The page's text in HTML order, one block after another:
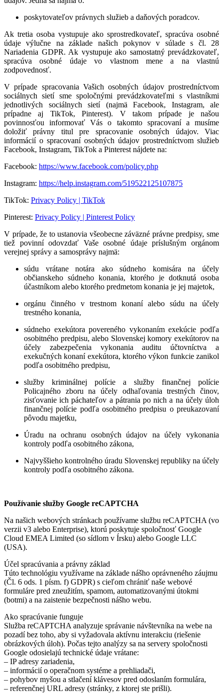
poskytovateľov právnych služieb a daňových poradcov.
Ak tretia osoba vystupuje ako sprostredkovateľ, spracúva osobné
údaje výlučne na základe našich pokynov v súlade s čl. 28
Nariadenia GDPR. Ak vystupuje ako samostatný prevádzkovateľ,
spracúva osobné údaje vo vlastnom mene a na vlastnú
zodpovednosť.
V prípade spracovania Vašich osobných údajov prostredníctvom
sociálnych sietí sme spoločnými prevádzkovateľmi s vlastníkmi
jednotlivých sociálnych sietí (najmä Facebook, Instagram, ale
prípadne aj TikTok, Pinterest). V takom prípade je našou
povinnosťou informovať Vás o takomto spracovaní a musíme
doložiť právny titul pre spracovanie osobných údajov. Viac
informácií o spracovaní osobných údajov prostredníctvom služieb
Facebook, Instagram, TikTok a Pinterest nájdete na:
Facebook: https://www.facebook.com/policy.php
Instagram: https://help.instagram.com/519522125107875
TikTok: Privacy Policy | TikTok
Pinterest: Privacy Policy | Pinterest Policy
V prípade, že to ustanovia všeobecne záväzné právne predpisy, sme
tiež povinní odovzdať Vaše osobné údaje príslušným orgánom
verejnej správy a samosprávy najmä:
súdu vrátane notára ako súdneho komisára na účely
občianskeho súdneho konania, ktorého je dotknutá osoba
účastníkom alebo ktorého predmetom konania je jej majetok,
orgánu činného v trestnom konaní alebo súdu na účely
trestného konania,
súdneho exekútora povereného vykonaním exekúcie podľa
osobitného predpisu, alebo Slovenskej komory exekútorov na
účely zabezpečenia vykonania auditu účtovníctva a
exekučných konaní exekútora, ktorého výkon funkcie zanikol
podľa osobitného predpisu,
služby kriminálnej polície a služby finančnej polície
Policajného zboru na účely odhaľovania trestných činov,
zisťovanie ich páchateľov a pátrania po nich a na účely úloh
finančnej polície podľa osobitného predpisu o preukazovaní
pôvodu majetku,
Úradu na ochranu osobných údajov na účely vykonania
kontroly podľa osobitného zákona,
Najvyššieho kontrolného úradu Slovenskej republiky na účely
kontroly podľa osobitného zákona.
Používanie služby Google reCAPTCHA
Na našich webových stránkach používame službu reCAPTCHA (vo
verzii v3 alebo Enterprise), ktorú poskytuje spoločnosť Google
Cloud EMEA Limited (so sídlom v Írsku) alebo Google LLC
(USA).
Účel spracúvania a právny základ
Túto technológiu využívame na základe nášho oprávneného záujmu
(Čl. 6 ods. 1 písm. f) GDPR) s cieľom chrániť naše webové
formuláre pred zneužitím, spamom, automatizovanými útokmi
(botmi) a na zaistenie bezpečnosti nášho webu.
Ako spracúvanie funguje
Služba reCAPTCHA analyzuje správanie návštevníka na webe na
pozadí bez toho, aby si vyžadovala aktívnu interakciu (riešenie
obrázkových úloh). Počas tejto analýzy sa na servery spoločnosti
Google odosielajú technické údaje vrátane:
– IP adresy zariadenia,
– informácií o operačnom systéme a prehliadači,
– pohybov myšou a stlačení klávesov pred odoslaním formulára,
– referenčnej URL adresy (stránky, z ktorej ste prišli).